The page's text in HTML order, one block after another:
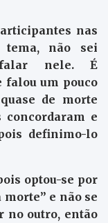
nas
tema, não sei
falar nele. É
falou um pouco
de morte
concordaram e
definimo-lo
optou-se por
morte” e não se
no outro, então